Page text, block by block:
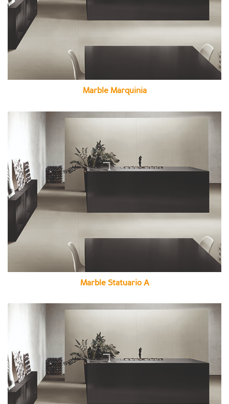
Marble Marquinia
Marble Statuario A